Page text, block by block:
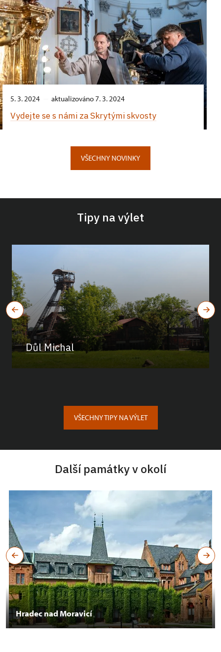
5. 3. 2024 aktualizováno 7. 3. 2024
Vydejte se s námi za Skrytými skvosty
VŠECHNY NOVINKY
Tipy na výlet
Důl Michal
VŠECHNY TIPY NA VÝLET
Další památky v okolí
Hradec nad Moravicí